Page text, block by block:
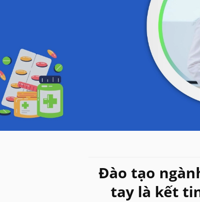
Đào tạo
tay là kết